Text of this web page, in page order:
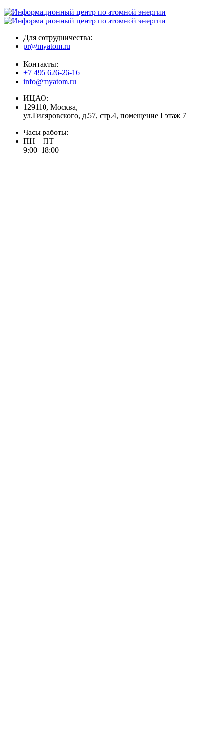
Для сотрудничества:
pr@myatom.ru
Контакты:
+7 495 626-26-16
info@myatom.ru
ИЦАО:
129110, Москва,
ул.Гиляровского, д.57, стр.4, помещение I этаж 7
Часы работы:
ПН – ПТ
9:00–18:00